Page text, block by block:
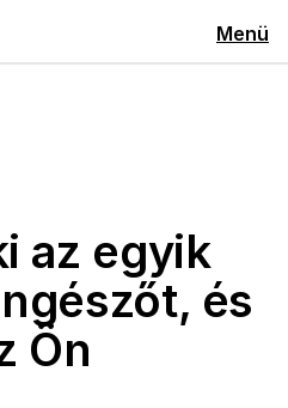
Menü
az egyik
és
Ön